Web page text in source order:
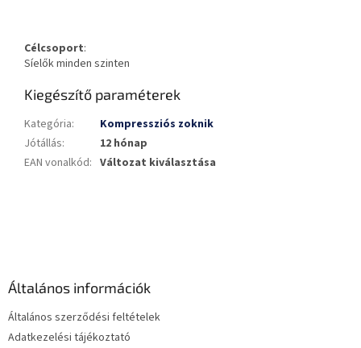
Célcsoport:
Síelők minden szinten
Kiegészítő paraméterek
Kategória:
Kompressziós zoknik
Jótállás:
12 hónap
EAN vonalkód: Változat kiválasztása
Általános információk
Általános szerződési feltételek
Adatkezelési tájékoztató